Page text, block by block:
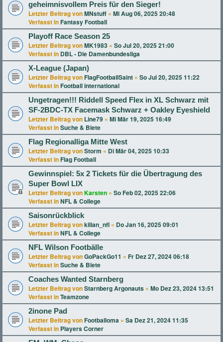
geheimnisvollem Preis für den Sieger!
Letzter Beitrag vonMNstuff « Mi Aug 06, 2025 20:48
Verfasst in Fantasy Football
Playoff Race Season 25
Letzter Beitrag vonMK1983 « So Jul 20, 2025 21:00
Verfasst in DBL - Die Damenbundesliga
X-League (Japan)
Letzter Beitrag von FlagFootballSaint « So Jul 20, 2025 11:22
Verfasst in Football international
Ungetragen!!! Riddell Speed Flex in XL Schwarz mit
SF-2BDC-TX Facemask Schwarz + Oakley Eyeshield
Letzter Beitrag von Line79 « Mi Mär 19, 2025 16:49
Verfasst inSuche & Biete
Flag Regionalliga Mitte West
Letzter Beitrag vonStorm « Di Mär 04, 2025 10:33
Verfasst in Flag Football
Gewinnspiel: 5x 2 Tickets für die Übertragung des
Super Bowl LIX
Letzter Beitrag vonKarsten « So Feb 02, 2025 22:06
Verfasst inNFL & College
Saisonrückblick
Letzter Beitrag vonkilian_nfl « Do Jan 16, 2025 09:01
Verfasst inNFL & College
NFL Wilson Footbälle
Letzter Beitrag vonGoPackGo11 « Fr Dez 27, 2024 06:18
Verfasst inSuche & Biete
Coaches Wanted Starnberg
Letzter Beitrag vonStarnberg Argonauts « Mo Dez 23, 2024 13:51
Verfasst inTeamzone
2inone Pad
Letzter Beitrag von Footballoma « Sa Dez 21, 2024 11:35
Verfasst in Players Corner